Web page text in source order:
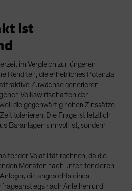
ist
im Vergleich zur jüngeren
Renditen, die erhebliches Potenzial
Zuwächse generieren
Volkswirtschaften der
die gegenwärtig hohen Zinssätze
tolerieren. Die Frage ist letztlich
Baranlagen sinnvoll ist, sondern
Volatilität rechnen, da die
Monaten nach unten tendieren.
die angesichts eines
nach Anleihen und